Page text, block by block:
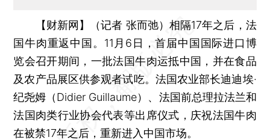
【财新网】（记者 张而弛） 相隔17年之后，法
国牛肉重返中国。11月6日，首届中国国际进口博
览会召开期间，一批法国牛肉运抵中国，并在食品
及农产品展区供参观者试吃。法国农业部长迪迪埃·
纪尧姆（Didier Guillaume）、法国前总理拉法兰和
法国肉类行业协会代表等出席仪式，庆祝法国牛肉
在被禁17年之后，重新进入中国市场。